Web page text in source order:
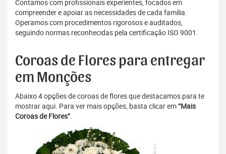
Contamos com profissionais experientes, focados em
compreender e apoiar as necessidades de cada família.
Operamos com procedimentos rigorosos e auditados,
seguindo normas reconhecidas pela certificação ISO 9001.
Coroas de Flores para entregar
em Monções
Abaixo 4 opções de coroas de flores que destacamos para te
mostrar aqui. Para ver mais opções, basta clicar em“Mais
Coroas de Flores”.